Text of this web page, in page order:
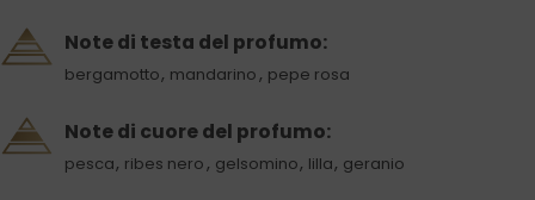
Note di testa del profumo:
bergamotto, mandarino, pepe rosa
Note di cuore del profumo:
pesca, ribes nero , gelsomino, lilla, geranio